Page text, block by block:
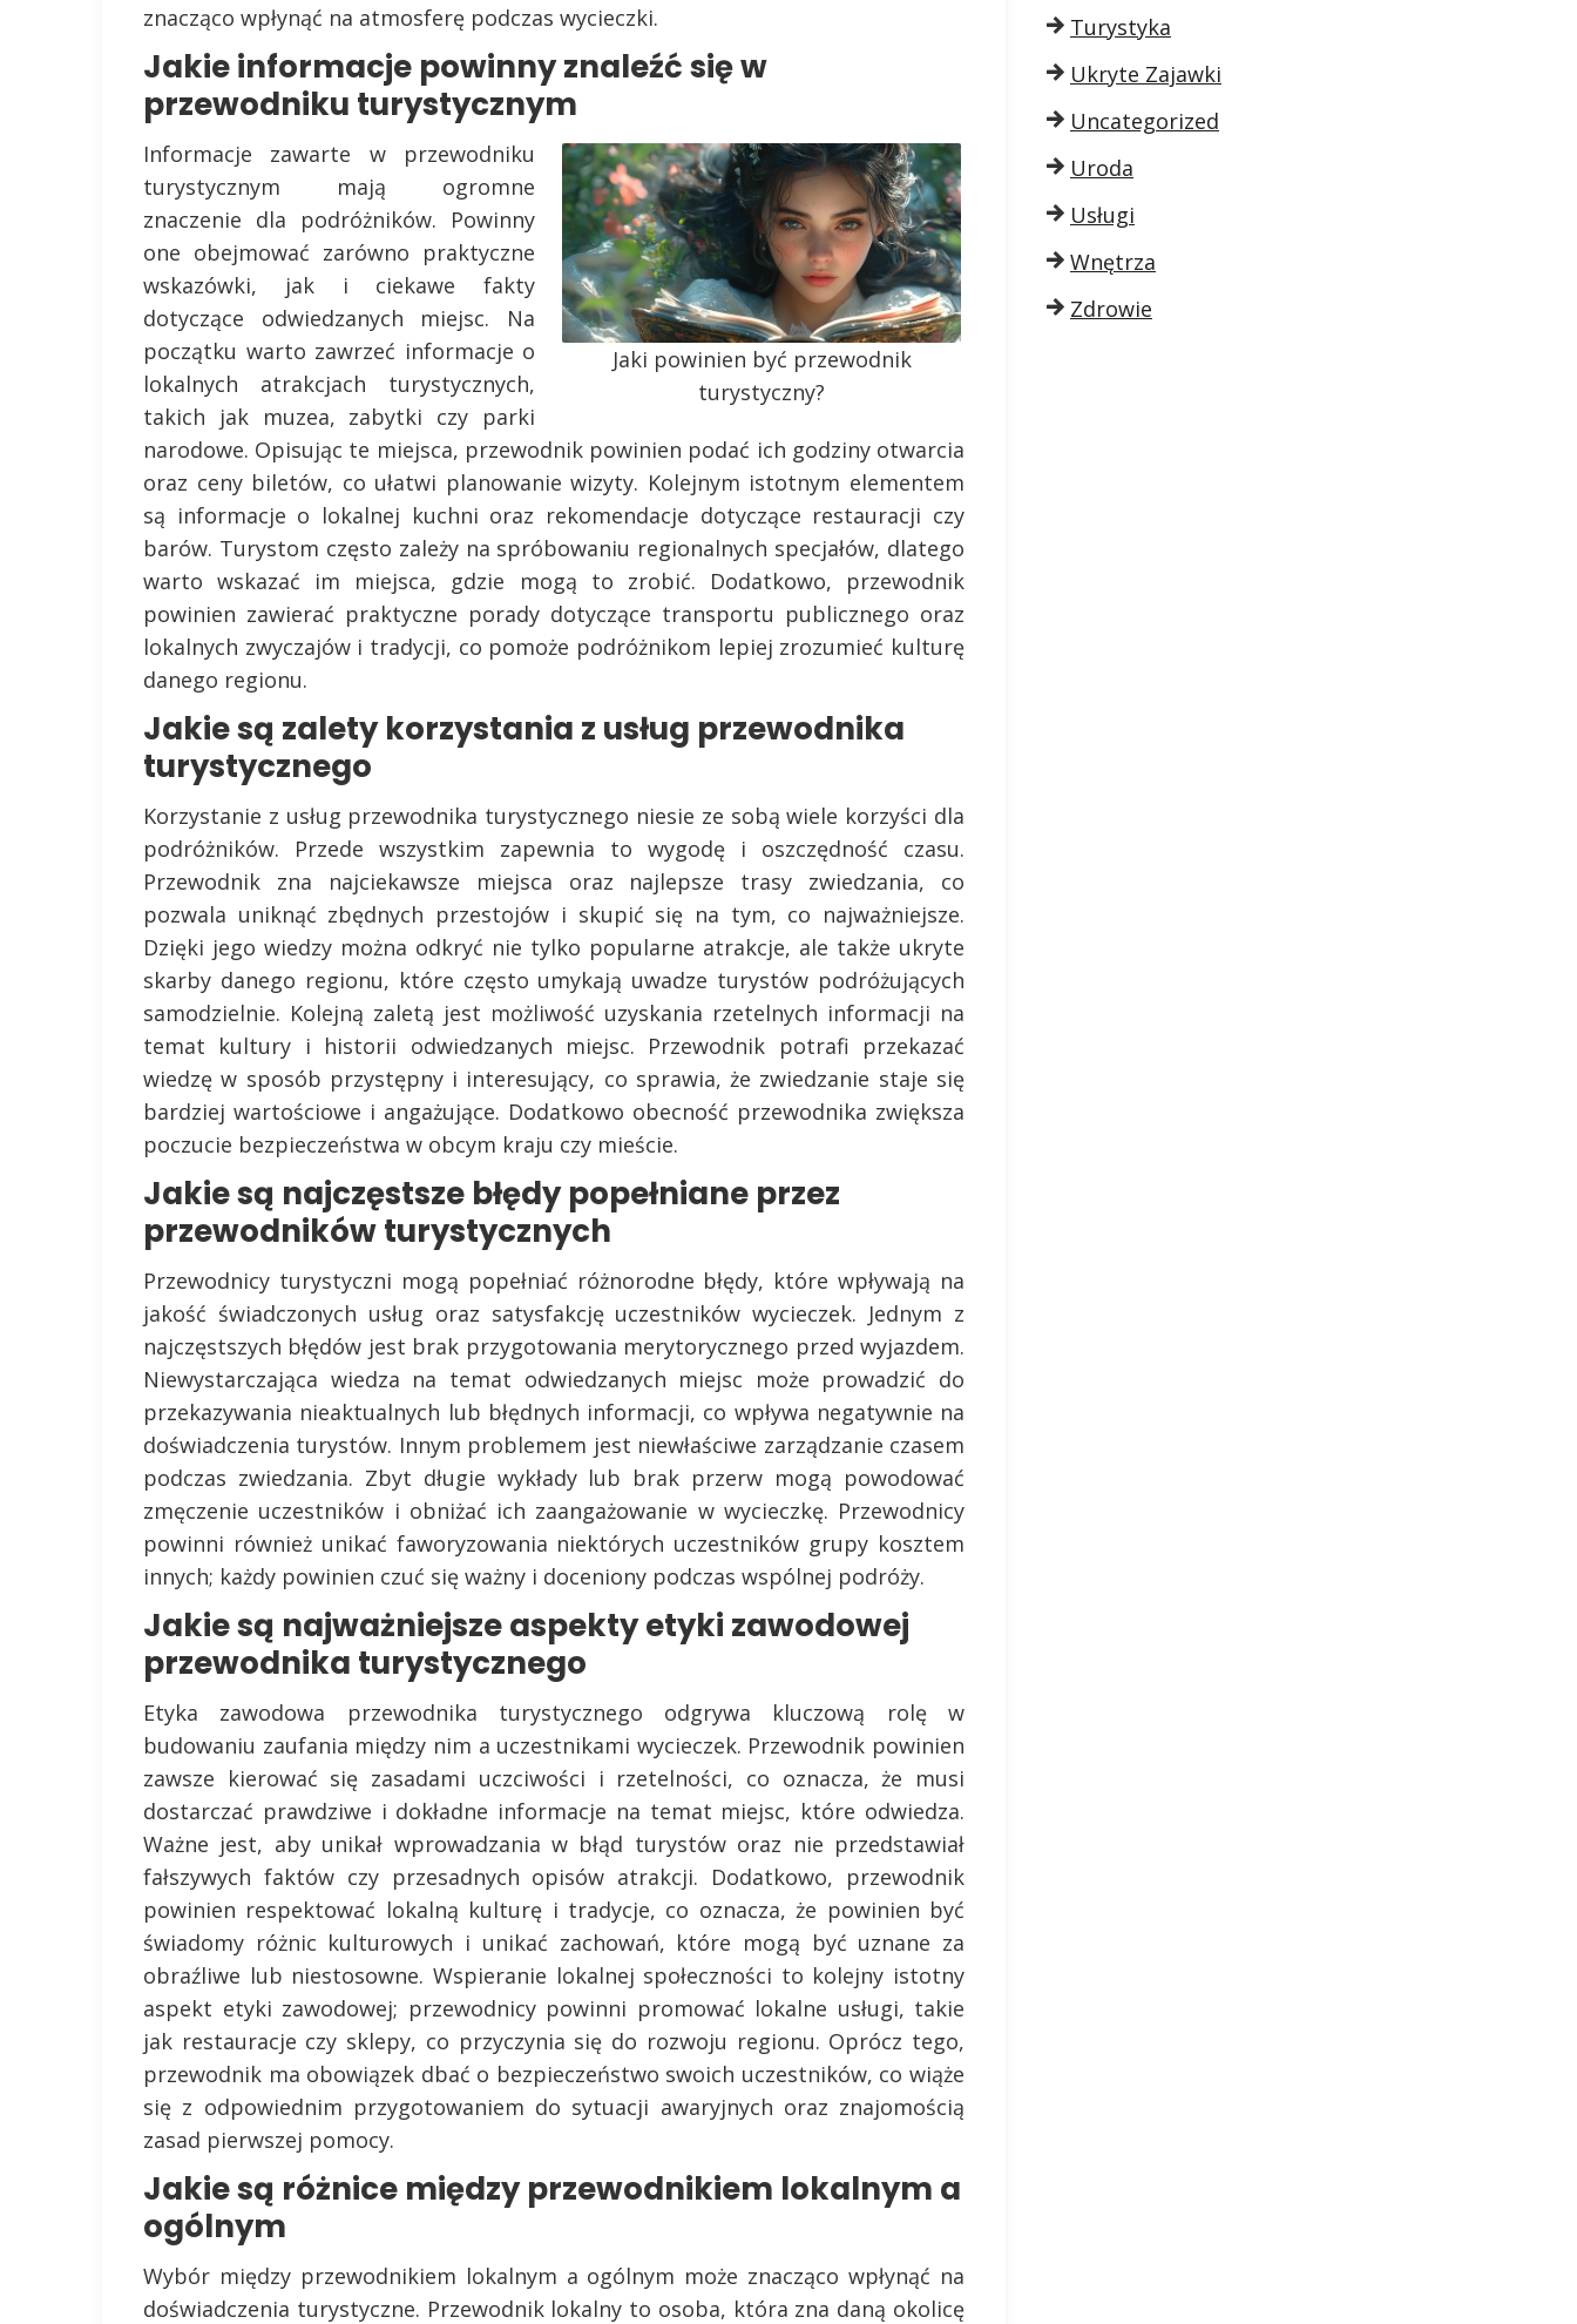
znacząco wpłynąć na atmosferę podczas wycieczki.
Jakie informacje powinny znaleźć się w
przewodniku turystycznym
Jaki powinien być przewodnik
turystyczny?
Informacje zawarte w przewodniku
turystycznym mają ogromne
znaczenie dla podróżników. Powinny
one obejmować zarówno praktyczne
wskazówki, jak i ciekawe fakty
dotyczące odwiedzanych miejsc. Na
początku warto zawrzeć informacje o
lokalnych atrakcjach turystycznych,
takich jak muzea, zabytki czy parki
narodowe. Opisując te miejsca, przewodnik powinien podać ich godziny otwarcia
oraz ceny biletów, co ułatwi planowanie wizyty. Kolejnym istotnym elementem
są informacje o lokalnej kuchni oraz rekomendacje dotyczące restauracji czy
barów. Turystom często zależy na spróbowaniu regionalnych specjałów, dlatego
warto wskazać im miejsca, gdzie mogą to zrobić. Dodatkowo, przewodnik
powinien zawierać praktyczne porady dotyczące transportu publicznego oraz
lokalnych zwyczajów i tradycji, co pomoże podróżnikom lepiej zrozumieć kulturę
danego regionu.
Jakie są zalety korzystania z usług przewodnika
turystycznego
Korzystanie z usług przewodnika turystycznego niesie ze sobą wiele korzyści dla
podróżników. Przede wszystkim zapewnia to wygodę i oszczędność czasu.
Przewodnik zna najciekawsze miejsca oraz najlepsze trasy zwiedzania, co
pozwala uniknąć zbędnych przestojów i skupić się na tym, co najważniejsze.
Dzięki jego wiedzy można odkryć nie tylko popularne atrakcje, ale także ukryte
skarby danego regionu, które często umykają uwadze turystów podróżujących
samodzielnie. Kolejną zaletą jest możliwość uzyskania rzetelnych informacji na
temat kultury i historii odwiedzanych miejsc. Przewodnik potrafi przekazać
wiedzę w sposób przystępny i interesujący, co sprawia, że zwiedzanie staje się
bardziej wartościowe i angażujące. Dodatkowo obecność przewodnika zwiększa
poczucie bezpieczeństwa w obcym kraju czy mieście.
Jakie są najczęstsze błędy popełniane przez
przewodników turystycznych
Przewodnicy turystyczni mogą popełniać różnorodne błędy, które wpływają na
jakość świadczonych usług oraz satysfakcję uczestników wycieczek. Jednym z
najczęstszych błędów jest brak przygotowania merytorycznego przed wyjazdem.
Niewystarczająca wiedza na temat odwiedzanych miejsc może prowadzić do
przekazywania nieaktualnych lub błędnych informacji, co wpływa negatywnie na
doświadczenia turystów. Innym problemem jest niewłaściwe zarządzanie czasem
podczas zwiedzania. Zbyt długie wykłady lub brak przerw mogą powodować
zmęczenie uczestników i obniżać ich zaangażowanie w wycieczkę. Przewodnicy
powinni również unikać faworyzowania niektórych uczestników grupy kosztem
innych; każdy powinien czuć się ważny i doceniony podczas wspólnej podróży.
Jakie są najważniejsze aspekty etyki zawodowej
przewodnika turystycznego
Etyka zawodowa przewodnika turystycznego odgrywa kluczową rolę w
budowaniu zaufania między nim a uczestnikami wycieczek. Przewodnik powinien
zawsze kierować się zasadami uczciwości i rzetelności, co oznacza, że musi
dostarczać prawdziwe i dokładne informacje na temat miejsc, które odwiedza.
Ważne jest, aby unikał wprowadzania w błąd turystów oraz nie przedstawiał
fałszywych faktów czy przesadnych opisów atrakcji. Dodatkowo, przewodnik
powinien respektować lokalną kulturę i tradycje, co oznacza, że powinien być
świadomy różnic kulturowych i unikać zachowań, które mogą być uznane za
obraźliwe lub niestosowne. Wspieranie lokalnej społeczności to kolejny istotny
aspekt etyki zawodowej; przewodnicy powinni promować lokalne usługi, takie
jak restauracje czy sklepy, co przyczynia się do rozwoju regionu. Oprócz tego,
przewodnik ma obowiązek dbać o bezpieczeństwo swoich uczestników, co wiąże
się z odpowiednim przygotowaniem do sytuacji awaryjnych oraz znajomością
zasad pierwszej pomocy.
Jakie są różnice między przewodnikiem lokalnym a
ogólnym
Wybór między przewodnikiem lokalnym a ogólnym może znacząco wpłynąć na
doświadczenia turystyczne. Przewodnik lokalny to osoba, która zna daną okolicę
Turystyka
Ukryte Zajawki
Uncategorized
Uroda
Usługi
Wnętrza
Zdrowie